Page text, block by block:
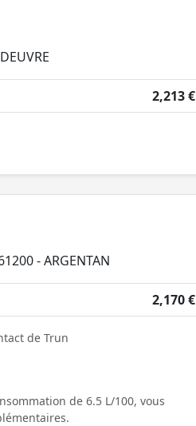
2,213 €
- ARGENTAN
2,170 €
de Trun
de 6.5 L/100, vous